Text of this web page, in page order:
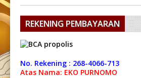
REKENING PEMBAYARAN
No. Rekening : 268-4066-713
Atas Nama: EKO PURNOMO